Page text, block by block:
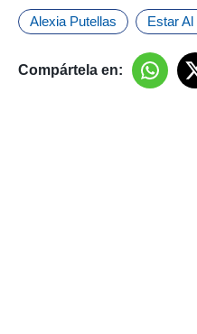
Alexia Putellas Estar
Compártela en: